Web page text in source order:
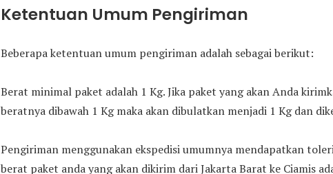
Ketentuan Umum Pengiriman
Beberapa ketentuan umum pengiriman adalah sebagai berikut:
Berat minimal paket adalah 1 Kg. Jika paket yang akan Anda
beratnya dibawah 1 Kg maka akan dibulatkan menjadi 1 Kg dan
Pengiriman menggunakan ekspedisi umumnya mendapatkan
berat paket anda yang akan dikirim dari Jakarta Barat ke Ciamis